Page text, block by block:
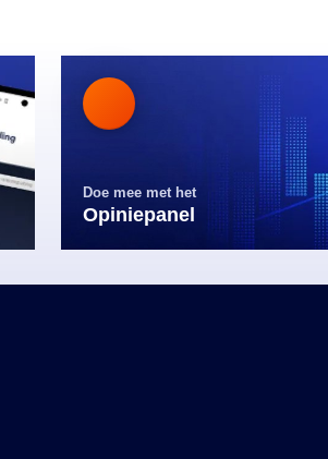
Doe mee met het
Opiniepanel